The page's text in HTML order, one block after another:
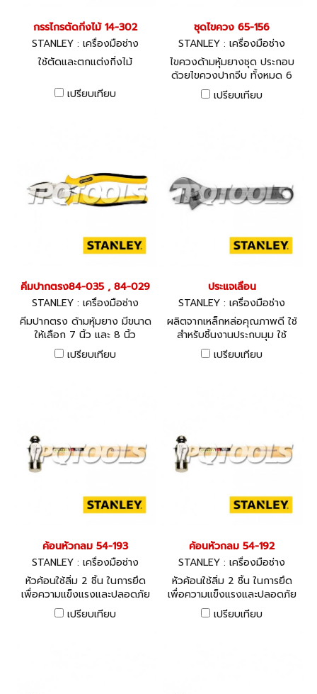
กรรไกรตัดกิ่งไม้ 14-302
STANLEY : เครื่องมือช่าง
ใช้ตัดและตกแต่งกิ่งไม้
เปรียบเทียบ
ชุดไขควง 65-156
STANLEY : เครื่องมือช่าง
ไขควงด้ามหุ้มยางชุด ประกอบ
ด้วยไขควงปากจีบ ทั้งหมด 6
ชั้น
เปรียบเทียบ
คีมปากตรง84-035 , 84-029
STANLEY : เครื่องมือช่าง
คีมปากตรง ด้ามหุ้มยาง มีขนาด
ให้เลือก 7 นิ้ว และ 8 นิ้ว
เปรียบเทียบ
ประแจเลื่อน
STANLEY : เครื่องมือช่าง
ผลิตจากเหล็กหล่อคุณภาพดี ใช้
สำหรับชิ้นงานประกบมุม ใช้
ประกบมุมชิ้นงานที่มีความหนาได้
ถึง 57 มม.
เปรียบเทียบ
ค้อนหัวกลม 54-193
STANLEY : เครื่องมือช่าง
หัวค้อนใช้ลิ่ม 2 ชิ้น ในการยึด
เพื่อความแข็งแรงและปลอดภัย
ขนาด 32 ออนซ์
เปรียบเทียบ
ค้อนหัวกลม 54-192
STANLEY : เครื่องมือช่าง
หัวค้อนใช้ลิ่ม 2 ชิ้น ในการยึด
เพื่อความแข็งแรงและปลอดภัย
ขนาด 24 ออนซ์
เปรียบเทียบ